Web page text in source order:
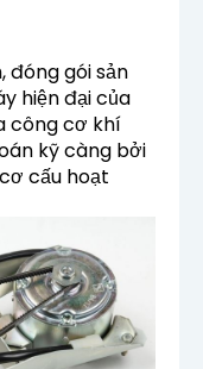
đóng gói sản
hiện đại của
công cơ khí
kỹ càng bởi
cấu hoạt